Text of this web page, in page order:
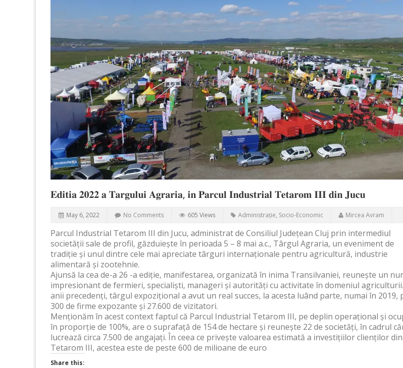
𝐄𝐝𝐢𝐭𝐢𝐚 𝟐𝟎𝟐𝟐 𝐚 𝐓𝐚𝐫𝐠𝐮𝐥𝐮𝐢 𝐀𝐠𝐫𝐚𝐫𝐢𝐚, 𝐢𝐧 𝐏𝐚𝐫𝐜𝐮𝐥 𝐈𝐧𝐝𝐮𝐬𝐭𝐫𝐢𝐚𝐥 𝐓𝐞𝐭𝐚𝐫𝐨𝐦 𝐈𝐈𝐈 𝐝𝐢𝐧 𝐉𝐮𝐜𝐮
May 6, 2022 No Comments 605 Views Administrație, Socio-Economic Mircea Avram
Parcul Industrial Tetarom III din Jucu, administrat de Consiliul Județean Cluj prin intermediul
societății sale de profil, găzduiește în perioada 5 – 8 mai a.c., Târgul Agraria, un eveniment de
tradiție și unul dintre cele mai apreciate târguri internaționale pentru agricultură, industrie
alimentară și zootehnie.
Ajunsă la cea de-a 26 -a ediție, manifestarea, organizată în inima Transilvaniei, reunește un
impresionant de fermieri, specialiști, manageri și autorități cu activitate în domeniul
anii precedenți, târgul expozițional a avut un real succes, la acesta luând parte, numai în 2019,
300 de firme expozante și 27.600 de vizitatori.
Menționăm în acest context faptul că Parcul Industrial Tetarom III, pe deplin operațional și
în proporție de 100%, are o suprafață de 154 de hectare și reunește 22 de societăți, în cadrul
lucrează circa 7.500 de angajați. În ceea ce privește valoarea estimată a investițiilor clienților din
Tetarom III, acestea este de peste 600 de milioane de euro
Share this: